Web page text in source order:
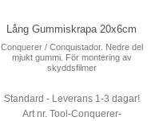
Lång Gummiskrapa 20x6cm
Conquerer / Conquistador. Nedre del
mjukt gummi. För montering av
skyddsfilmer
Standard - Leverans 1-3 dagar!
Art nr. Tool-Conquerer-